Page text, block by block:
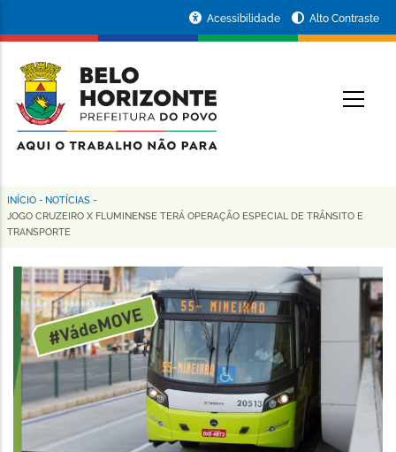
conteúdo
principal
da
Prefeitura
de
Horizonte
Acessibilidade Alto Contraste
Trilha
de
navegação
INÍCIO - NOTÍCIAS -
JOGO CRUZEIRO X FLUMINENSE TERÁ OPERAÇÃO ESPECIAL DE TRÂNSITO E
TRANSPORTE